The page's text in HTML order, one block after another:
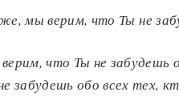
мы верим, что Ты не
что Ты не забудешь
забудешь обо всех тех,